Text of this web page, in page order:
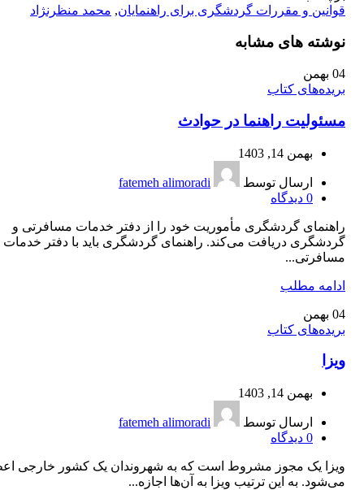
قوانین و مقررات گردشگری برای راهنمایان, محمد منظرنژاد
نوشته های مشابه
04 بهمن
بریده‌های کتاب
مسئولیت راهنما در حوادث
بهمن 14, 1403
ارسال توسط
fatemeh alimoradi
0 دیدگاه
راهنمای گردشگری مأموریت خود را از دفتر خدمات مسافرتی و
گردشگری دریافت می‌کند. راهنمای گردشگری باید با دفتر خدمات
مسافرتی...
ادامه مطلب
04 بهمن
بریده‌های کتاب
ویزا
بهمن 14, 1403
ارسال توسط
fatemeh alimoradi
0 دیدگاه
ویزا یک مجوز مشروط است که به شهروندان یک کشور خارجی
می‌شود. به این ترتیب ویزا به آن‌ها اجازه...